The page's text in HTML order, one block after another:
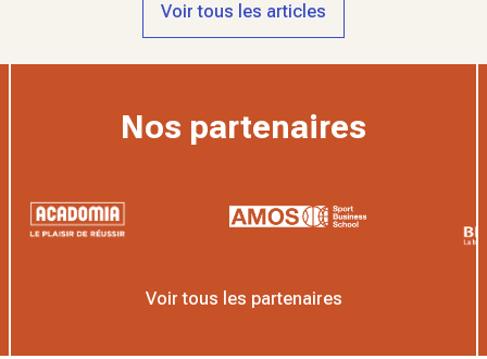
Voir tous les articles
Nos partenaires
Voir tous les partenaires